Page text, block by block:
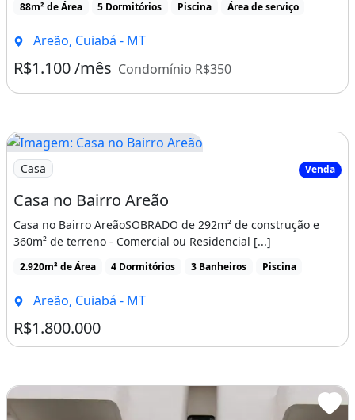
88m² de Área 5 Dormitórios Piscina Área de serviço
Areão, Cuiabá - MT
R$1.100 /mês Condomínio R$350
Imagem: Casa no Bairro Areão
Casa Venda
Casa no Bairro Areão
Casa no Bairro AreãoSOBRADO de 292m² de construção e
360m² de terreno - Comercial ou Residencial [...]
2.920m² de Área 4 Dormitórios 3 Banheiros Piscina
Areão, Cuiabá - MT
R$1.800.000